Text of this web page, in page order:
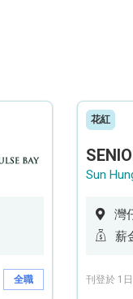
全職
花紅
Sun
灣
薪
刊登於 1